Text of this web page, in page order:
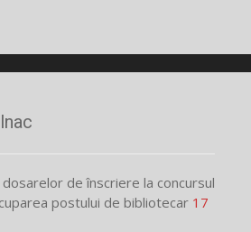
de înscriere la concursul
postului de bibliotecar 17